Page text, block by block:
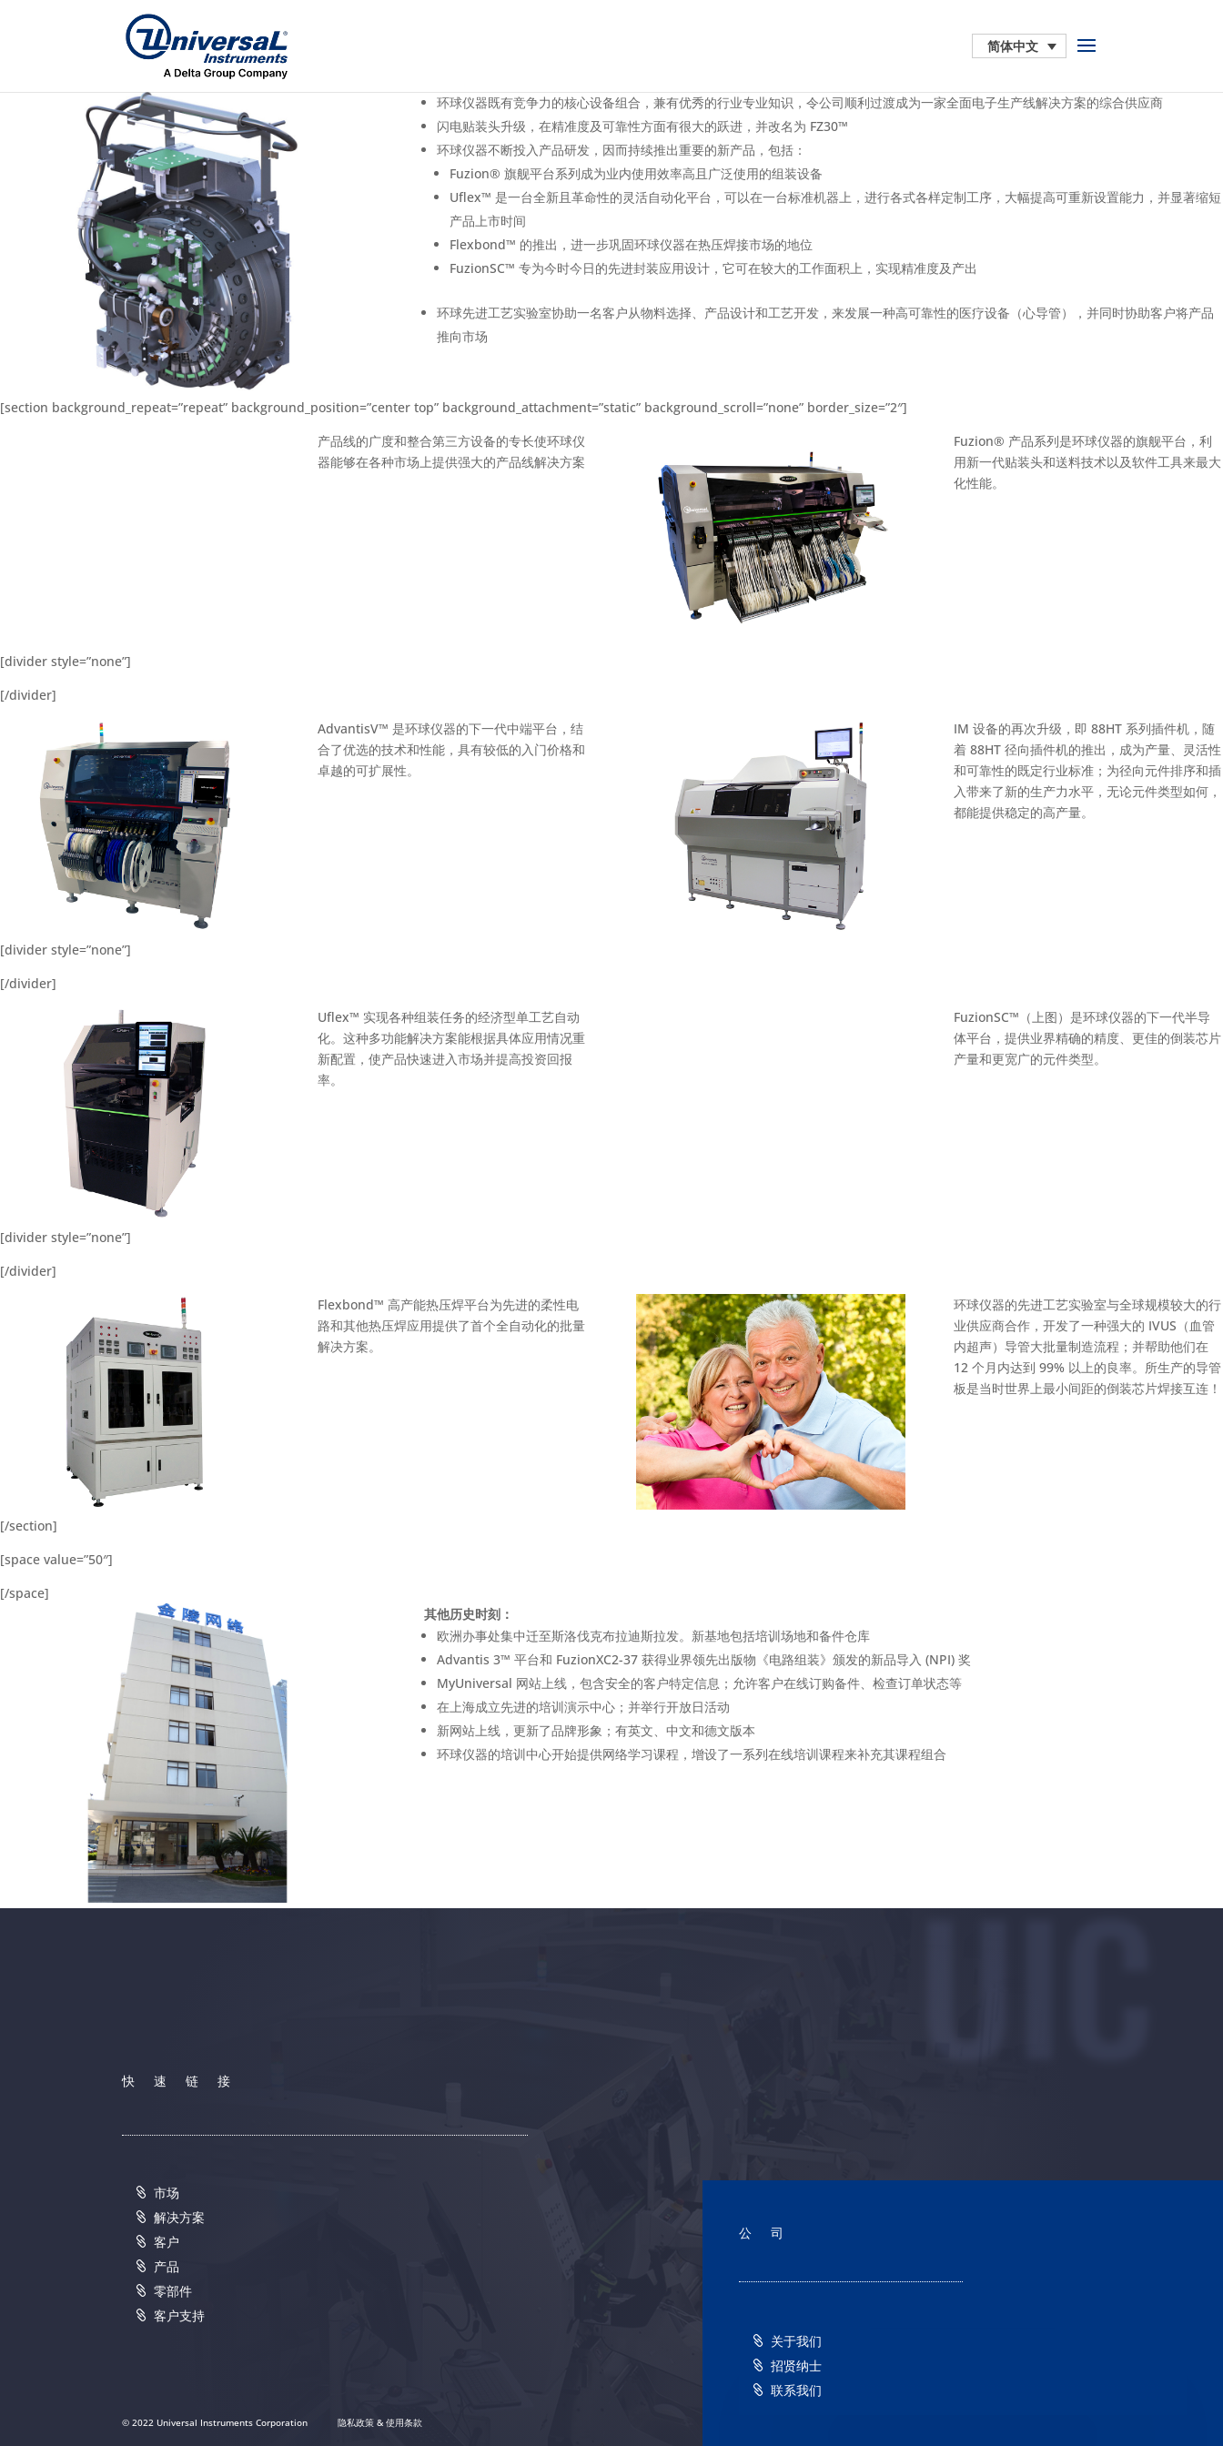
简体中文
环球仪器既有竞争力的核心设备组合，兼有优秀的行业专业知识，令公司顺利过渡成为一家全面电子生产线解决方案的综合供应商
闪电贴装头升级，在精准度及可靠性方面有很大的跃进，并改名为 FZ30™
环球仪器不断投入产品研发，因而持续推出重要的新产品，包括：
Fuzion® 旗舰平台系列成为业内使用效率高且广泛使用的组装设备
Uflex™ 是一台全新且革命性的灵活自动化平台，可以在一台标准机器上，进行各式各样定制工序，大幅提高可重新设置能力，并显著缩短
产品上市时间
Flexbond™ 的推出，进一步巩固环球仪器在热压焊接市场的地位
FuzionSC™ 专为今时今日的先进封装应用设计，它可在较大的工作面积上，实现精准度及产出
环球先进工艺实验室协助一名客户从物料选择、产品设计和工艺开发，来发展一种高可靠性的医疗设备（心导管），并同时协助客户将产品
推向市场
[section background_repeat=”repeat” background_position=”center top” background_attachment=”static” background_scroll=”none” border_size=”2″]
产品线的广度和整合第三方设备的专长使环球仪
器能够在各种市场上提供强大的产品线解决方案
Fuzion® 产品系列是环球仪器的旗舰平台，利
用新一代贴装头和送料技术以及软件工具来最大
化性能。
[divider style=”none”]
[/divider]
AdvantisV™ 是环球仪器的下一代中端平台，结
合了优选的技术和性能，具有较低的入门价格和
卓越的可扩展性。
IM 设备的再次升级，即 88HT 系列插件机，随
着 88HT 径向插件机的推出，成为产量、灵活性
和可靠性的既定行业标准；为径向元件排序和插
入带来了新的生产力水平，无论元件类型如何，
都能提供稳定的高产量。
[divider style=”none”]
[/divider]
Uflex™ 实现各种组装任务的经济型单工艺自动
化。这种多功能解决方案能根据具体应用情况重
新配置，使产品快速进入市场并提高投资回报
率。
FuzionSC™（上图）是环球仪器的下一代半导
体平台，提供业界精确的精度、更佳的倒装芯片
产量和更宽广的元件类型。
[divider style=”none”]
[/divider]
Flexbond™ 高产能热压焊平台为先进的柔性电
路和其他热压焊应用提供了首个全自动化的批量
解决方案。
环球仪器的先进工艺实验室与全球规模较大的行
业供应商合作，开发了一种强大的 IVUS（血管
内超声）导管大批量制造流程；并帮助他们在
12 个月内达到 99% 以上的良率。所生产的导管
板是当时世界上最小间距的倒装芯片焊接互连！
[/section]
[space value=”50″]
[/space]
其他历史时刻：
欧洲办事处集中迁至斯洛伐克布拉迪斯拉发。新基地包括培训场地和备件仓库
Advantis 3™ 平台和 FuzionXC2-37 获得业界领先出版物《电路组装》颁发的新品导入 (NPI) 奖
MyUniversal 网站上线，包含安全的客户特定信息；允许客户在线订购备件、检查订单状态等
在上海成立先进的培训演示中心；并举行开放日活动
新网站上线，更新了品牌形象；有英文、中文和德文版本
环球仪器的培训中心开始提供网络学习课程，增设了一系列在线培训课程来补充其课程组合
UIC
快速链接
市场
解决方案
客户
产品
零部件
客户支持
© 2022 Universal Instruments Corporation 隐私政策 & 使用条款
公司
关于我们
招贤纳士
联系我们